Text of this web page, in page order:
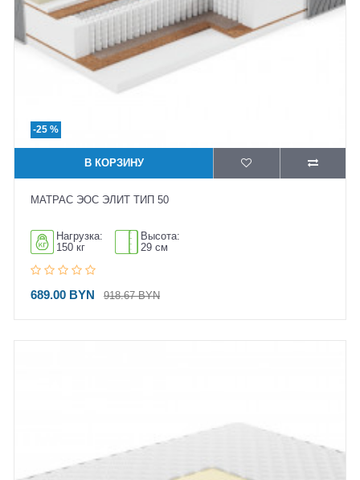
-25 %
В КОРЗИНУ
МАТРАС ЭОС ЭЛИТ ТИП 50
Нагрузка:
150 кг
Высота:
29 см
689.00 BYN 918.67 BYN